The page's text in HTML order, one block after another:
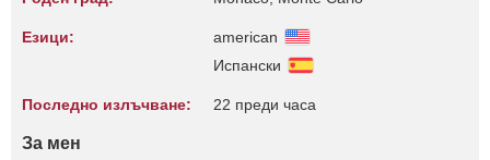
Езици:
american
Испански
Последно излъчване: 22 преди часа
За мен